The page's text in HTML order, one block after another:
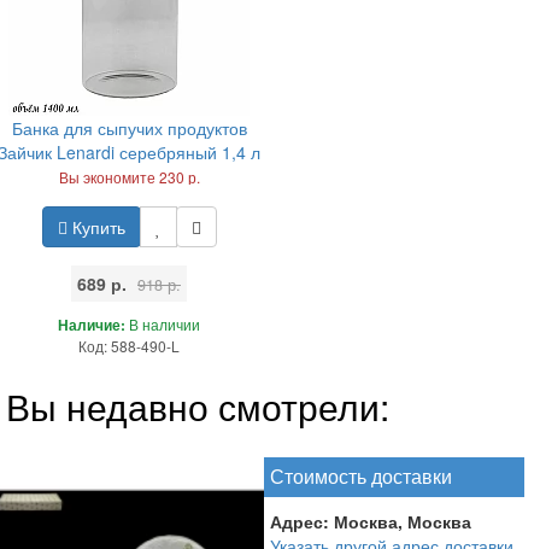
Банка для сыпучих продуктов
Lenardi серебряный 1,4 л
Вы экономите 230 р.
Купить
689 р. 918 р.
Наличие: В наличии
Код: 588-490-L
Вы недавно смотрели:
Стоимость доставки
Адрес: Москва, Москва